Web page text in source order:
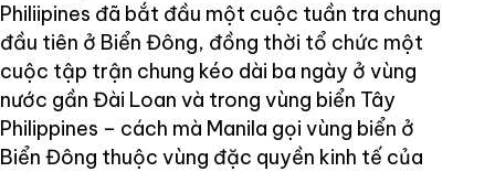
Philiipines đã bắt đầu một cuộc tuần tra chung
đầu tiên ở Biển Đông, đồng thời tổ chức một
cuộc tập trận chung kéo dài ba ngày ở vùng
nước gần Đài Loan và trong vùng biển Tây
Philippines – cách mà Manila gọi vùng biển ở
Biển Đông thuộc vùng đặc quyền kinh tế của